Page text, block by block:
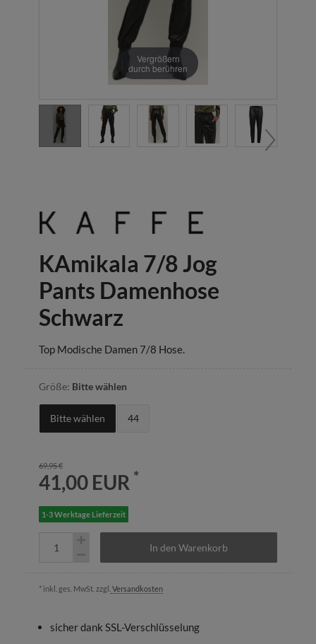
Vergrößern
durch berühren
KAmikala 7/8 Jog
Pants Damenhose
Schwarz
Top Modische Damen 7/8 Hose.
Größe: Bitte wählen
Bitte wählen 44
69,95 €
41,00 EUR *
1-3 Werktage Lieferzeit
In den Warenkorb
* inkl. ges. MwSt. zzgl. Versandkosten
sicher dank SSL-Verschlüsselung